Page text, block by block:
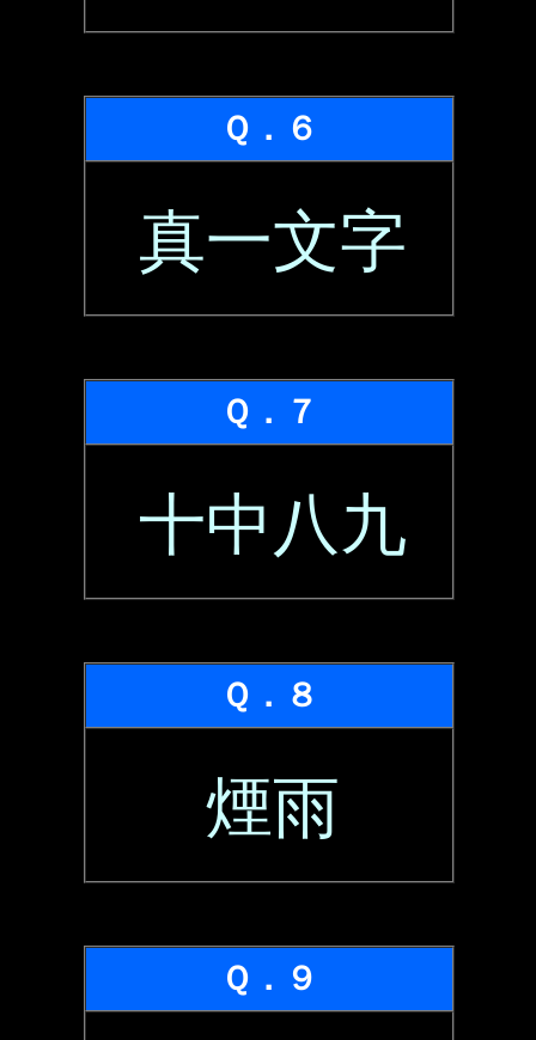
Ｑ．６
真一文字
Ｑ．７
十中八九
Ｑ．８
煙雨
Ｑ．９